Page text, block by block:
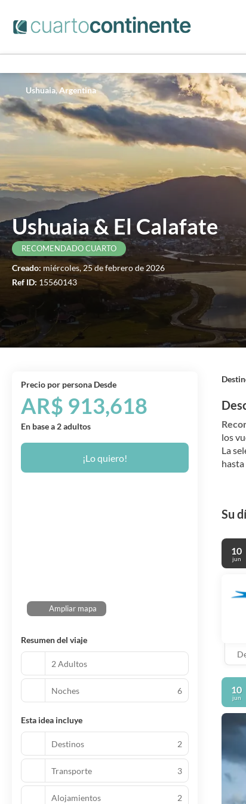
Ushuaia & El Calafate
RECOMENDADO CUARTO
Creado: miércoles, 25 de febrero de 2026
Ref ID: 15560143
Ushuaia, Argentina
los
La
Su
10
jun
10
jun
precio por persona Desde
AR$ 913,618
En base a 2 adultos
¡Lo quiero!
Ampliar mapa
Resumen del viaje
2 Adultos
Noches 6
Esta idea incluye
Destinos 2
Transporte 3
Alojamientos 2